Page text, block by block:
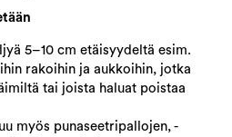
5–10 cm etäisyydeltä esim.
rakoihin ja aukkoihin, jotka
tai joista haluat poistaa
myös punaseetripallojen, -